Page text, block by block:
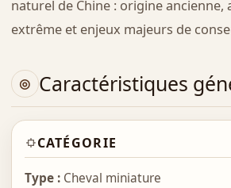
naturel de Chine : origine ancienne,
extrême et enjeux majeurs de
Caractéristiques
CATÉGORIE
Type :Cheval miniature